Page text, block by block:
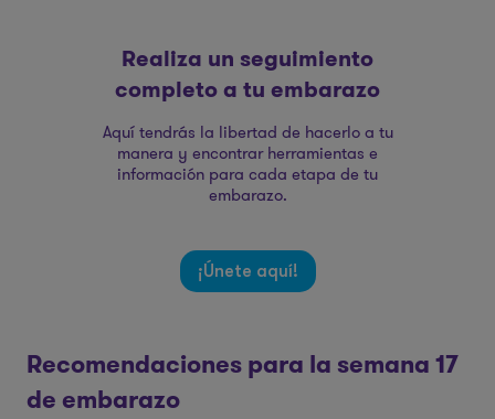
Realiza un seguimiento
completo a tu embarazo
Aquí tendrás la libertad de hacerlo a tu
manera y encontrar herramientas e
información para cada etapa de tu
embarazo.
¡Únete aquí!
Recomendaciones para la semana 17
de embarazo